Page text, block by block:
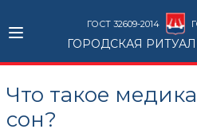
ГОСТ 32609-2014
ГОРОДСКАЯ
Что такое
сон?